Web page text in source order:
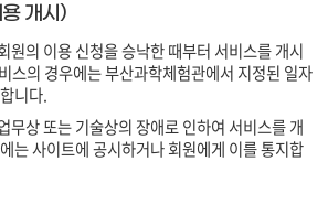
개시)
원의 이용 신청을 승낙한 때부터 서비스를 개시
스의 경우에는 부산과학체험관에서 지정된 일자
니다.
무상 또는 기술상의 장애로 인하여 서비스를 개
는 사이트에 공시하거나 회원에게 이를 통지합